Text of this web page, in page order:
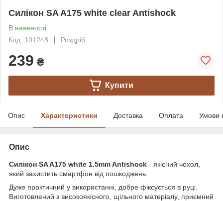
Силікон SA A175 white clear Antishock
В наявності
Код: 101248
Роздріб
239 ₴
Купити
Опис Характеристики Доставка Оплата Умови
Опис
Силікон SAA175 white 1.5mm Antishock - якісний чохол,
який захистить смартфон від пошкоджень.
Дуже практичний у використанні, добре фіксується в руці.
Виготовлений з високоякісного, щільного матеріалу, приємний